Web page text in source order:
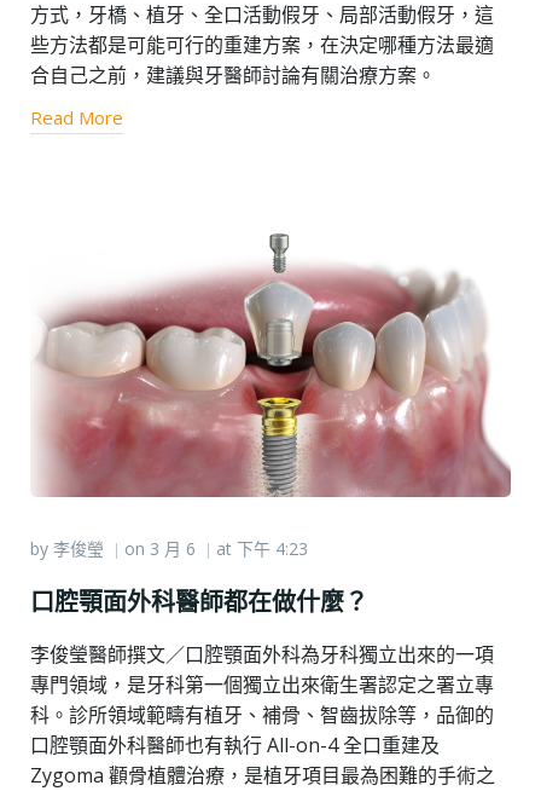
方式，牙橋、植牙、全口活動假牙、局部活動假牙，這
些方法都是可能可行的重建方案，在決定哪種方法最適
合自己之前，建議與牙醫師討論有關治療方案。
Read More
by 李俊瑩 | on 3 月 6 | at 下午 4:23
口腔顎面外科醫師都在做什麼？
李俊瑩醫師撰文／口腔顎面外科為牙科獨立出來的一項
專門領域，是牙科第一個獨立出來衛生署認定之署立專
科。診所領域範疇有植牙、補骨、智齒拔除等，品御的
口腔顎面外科醫師也有執行 All-on-4 全口重建及
Zygoma 顴骨植體治療，是植牙項目最為困難的手術之